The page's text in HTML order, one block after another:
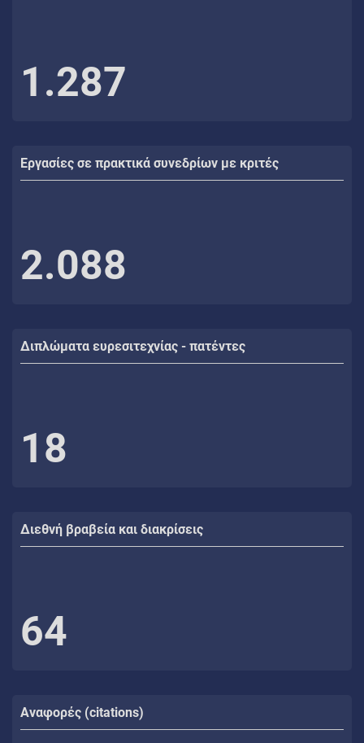
1.287
Εργασίες σε πρακτικά συνεδρίων με κριτές
2.088
Διπλώματα ευρεσιτεχνίας - πατέντες
18
Διεθνή βραβεία και διακρίσεις
64
Αναφορές (citations)